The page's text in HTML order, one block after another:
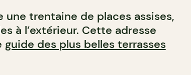
trentaine de places assises,
à l’extérieur. Cette adresse
guide des plus belles terrasses